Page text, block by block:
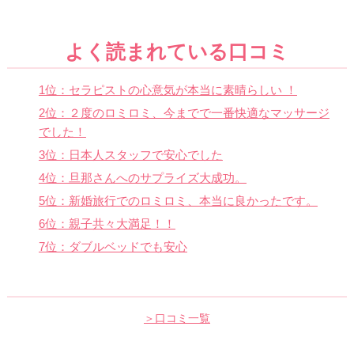
よく読まれている口コミ
1位：セラピストの心意気が本当に素晴らしい ！
2位：２度のロミロミ、今までで一番快適なマッサージ
でした！
3位：日本人スタッフで安心でした
4位：旦那さんへのサプライズ大成功。
5位：新婚旅行でのロミロミ、本当に良かったです。
6位：親子共々大満足！！
7位：ダブルベッドでも安心
＞口コミ一覧